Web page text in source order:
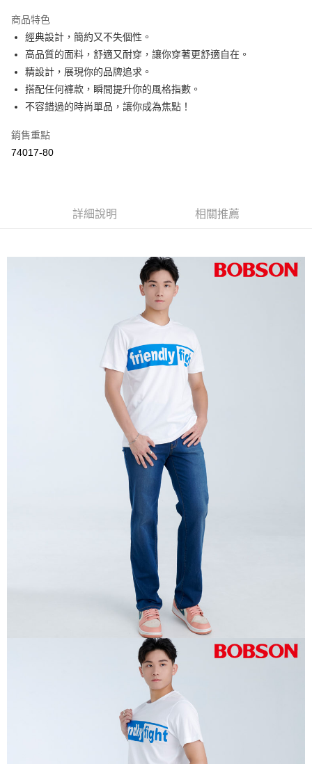
運送方式
付款後全家取貨
每筆NT$60，滿NT$1,000(含以上)免運費
付款後萊爾富取貨
每筆NT$60，滿NT$1,000(含以上)免運費
付款後7-11取貨
每筆NT$80，滿NT$1,500(含以上)免運費
商品特色
經典設計，簡約又不失個性。
高品質的面料，舒適又耐穿，讓你穿著更舒適自在。
精設計，展現你的品牌追求。
搭配任何褲款，瞬間提升你的風格指數。
不容錯過的時尚單品，讓你成為焦點！
銷售重點
74017-80
詳細說明 相關推薦